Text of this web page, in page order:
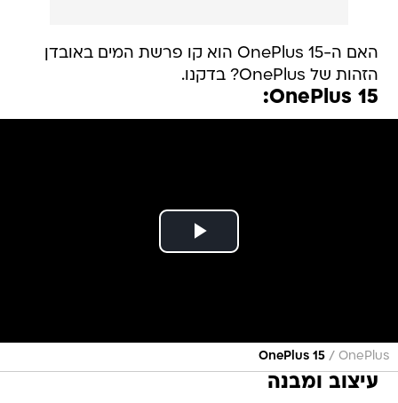
האם ה-OnePlus 15 הוא קו פרשת המים באובדן
הזהות של OnePlus? בדקנו.
OnePlus 15:
OnePlus 15 / OnePlus
עיצוב ומבנה